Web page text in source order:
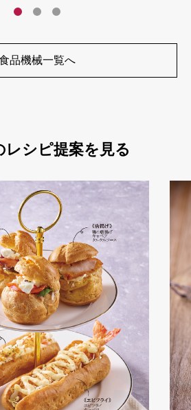
品機械一覧へ
レシピ提案を見る